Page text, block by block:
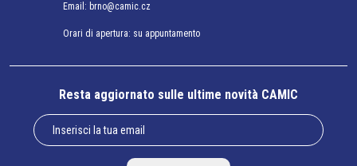
Email: brno@camic.cz
Orari di apertura: su appuntamento
Resta aggiornato sulle ultime novità CAMIC